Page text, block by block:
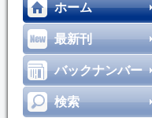
ホーム
最新刊
バックナンバー
検索